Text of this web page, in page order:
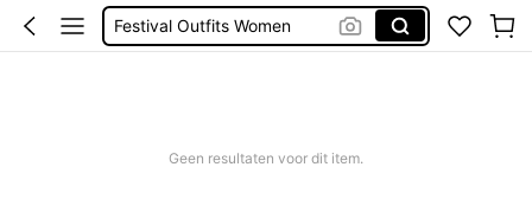
Festival Outfits Women
Geen resultaten voor dit item.